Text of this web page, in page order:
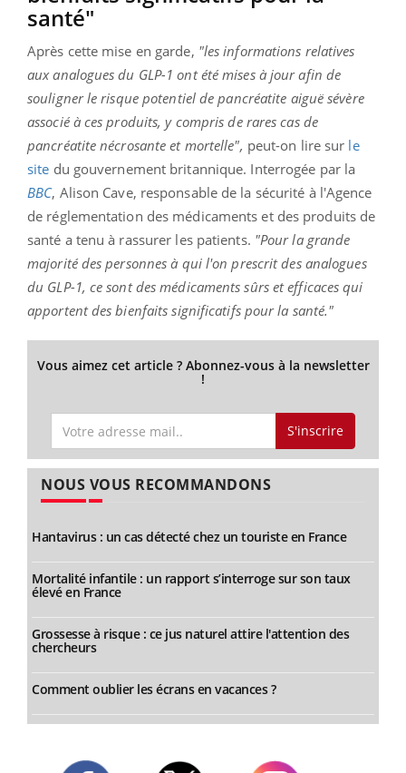
santé"
Après cette mise en garde, "les informations relatives
aux analogues du GLP-1 ont été mises à jour afin de
souligner le risque potentiel de pancréatite aiguë sévère
associé à ces produits, y compris de rares cas de
pancréatite nécrosante et mortelle", peut-on lire sur le
site du gouvernement britannique. Interrogée par la
BBC, Alison Cave, responsable de la sécurité à l'Agence
de réglementation des médicaments et des produits de
santé a tenu à rassurer les patients. "Pour la grande
majorité des personnes à qui l'on prescrit des analogues
du GLP-1, ce sont des médicaments sûrs et efficaces qui
apportent des bienfaits significatifs pour la santé."
Vous aimez cet article ? Abonnez-vous à la newsletter
!
S'inscrire
NOUS VOUS RECOMMANDONS
Hantavirus : un cas détecté chez un touriste en France
Mortalité infantile : un rapport s’interroge sur son taux
élevé en France
Grossesse à risque : ce jus naturel attire l'attention des
chercheurs
Comment oublier les écrans en vacances ?